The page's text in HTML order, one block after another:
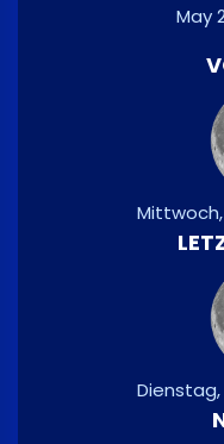
May
Mittwoch,
Dienstag,